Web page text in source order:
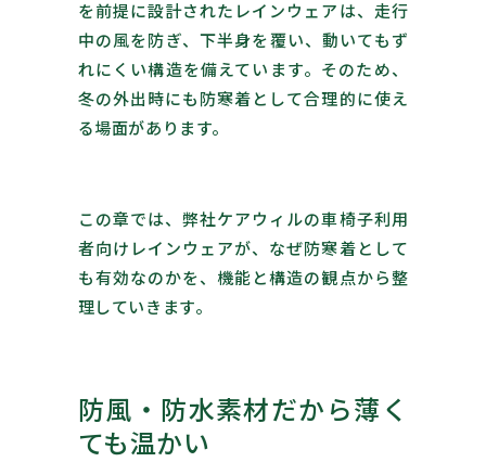
を前提に設計されたレインウェアは、走行
中の風を防ぎ、下半身を覆い、動いてもず
れにくい構造を備えています。そのため、
冬の外出時にも防寒着として合理的に使え
る場面があります。
この章では、弊社ケアウィルの車椅子利用
者向けレインウェアが、なぜ防寒着として
も有効なのかを、機能と構造の観点から整
理していきます。
防風・防水素材だから薄く
ても温かい